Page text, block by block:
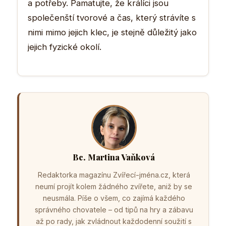
a potřeby. Pamatujte, že králíci jsou
společenští tvorové a čas, který strávíte s
nimi mimo jejich klec, je stejně důležitý jako
jejich fyzické okolí.
Bc. Martina Vaňková
Redaktorka magazínu Zvířecí-jména.cz, která
neumí projít kolem žádného zvířete, aniž by se
neusmála. Píše o všem, co zajímá každého
správného chovatele – od tipů na hry a zábavu
až po rady, jak zvládnout každodenní soužití s